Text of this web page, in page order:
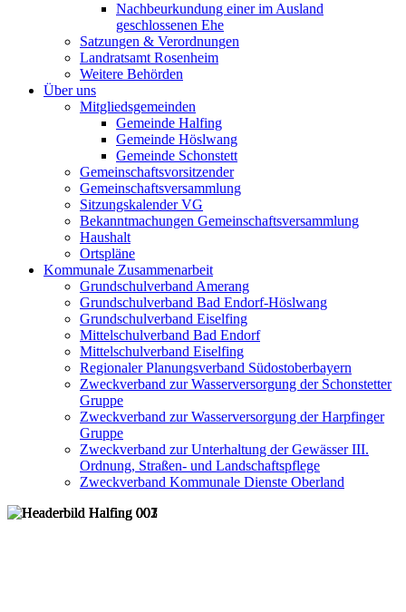
Nachbeurkundung einer im Ausland
geschlossenen Ehe
Satzungen & Verordnungen
Landratsamt Rosenheim
Weitere Behörden
Über uns
Mitgliedsgemeinden
Gemeinde Halfing
Gemeinde Höslwang
Gemeinde Schonstett
Gemeinschaftsvorsitzender
Gemeinschaftsversammlung
Sitzungskalender VG
Bekanntmachungen Gemeinschaftsversammlung
Haushalt
Ortspläne
Kommunale Zusammenarbeit
Grundschulverband Amerang
Grundschulverband Bad Endorf-Höslwang
Grundschulverband Eiselfing
Mittelschulverband Bad Endorf
Mittelschulverband Eiselfing
Regionaler Planungsverband Südostoberbayern
Zweckverband zur Wasserversorgung der Schonstetter
Gruppe
Zweckverband zur Wasserversorgung der Harpfinger
Gruppe
Zweckverband zur Unterhaltung der Gewässer III.
Ordnung, Straßen- und Landschaftspflege
Zweckverband Kommunale Dienste Oberland